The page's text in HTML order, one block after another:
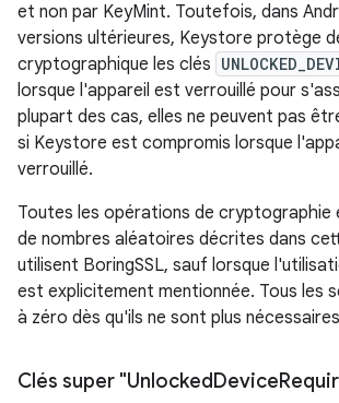
et non par KeyMint. Toutefois, dans
versions ultérieures, Keystore protège
cryptographique les clés
lorsque l'appareil est verrouillé pour
plupart des cas, elles ne peuvent pas
si Keystore est compromis lorsque
verrouillé.
Toutes les opérations de cryptographie
de nombres aléatoires décrites dans
utilisent BoringSSL, sauf lorsque
est explicitement mentionnée. Tous les
à zéro dès qu'ils ne sont plus
Clés super "Unlocked Device